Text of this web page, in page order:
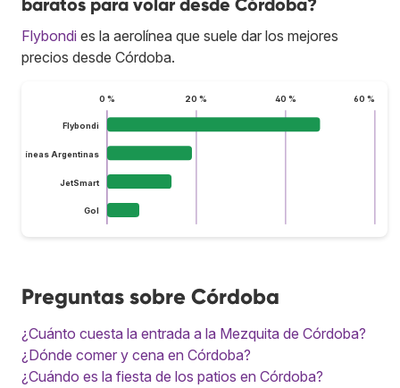
baratos para volar desde Córdoba?
Flybondi es la aerolínea que suele dar los mejores
precios desde Córdoba.
0 % 20 % 40 % 60 %
Flybondi
Aerolíneas Argentinas
JetSmart
Gol
Preguntas sobre Córdoba
¿Cuánto cuesta la entrada a la Mezquita de Córdoba?
¿Dónde comer y cena en Córdoba?
¿Cuándo es la fiesta de los patios en Córdoba?